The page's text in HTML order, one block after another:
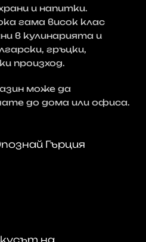
и напитки.
гама висок клас
в кулинарията и
гръцки,
произход.
може да
до дома или офиса.
Гърция